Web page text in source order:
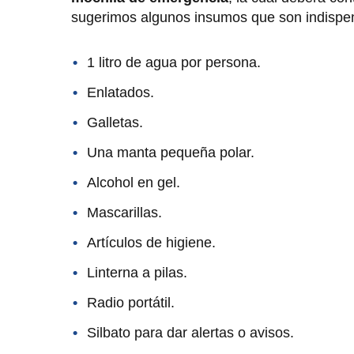
sugerimos algunos insumos que son
1 litro de agua por persona.
Enlatados.
Galletas.
Una manta pequeña polar.
Alcohol en gel.
Mascarillas.
Artículos de higiene.
Linterna a pilas.
Radio portátil.
Silbato para dar alertas o avisos.